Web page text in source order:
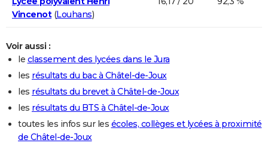
Vincenot(Louhans)
Voir aussi :
le classement des lycées dans le Jura
les résultats du bac à Châtel-de-Joux
les résultats du brevet à Châtel-de-Joux
les résultats du BTS à Châtel-de-Joux
toutes les infos sur les écoles, collèges et lycées à proximité
de Châtel-de-Joux